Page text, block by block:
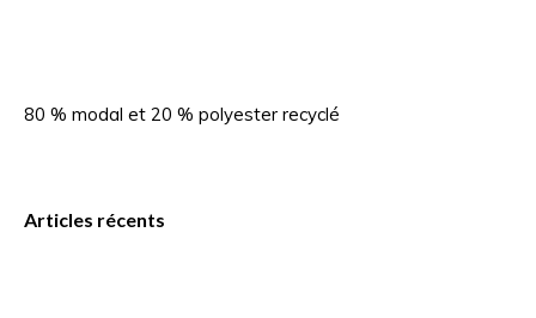
80 % modal et 20 % polyester recyclé
Articles récents